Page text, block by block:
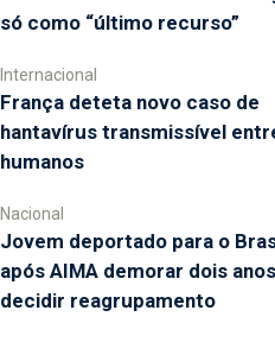
só como “último recurso”
Internacional
França deteta novo caso de
hantavírus transmissível
humanos
Nacional
Jovem deportado para o
após AIMA demorar dois
decidir reagrupamento